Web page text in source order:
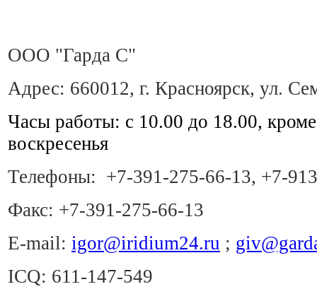
ООО "Гарда С"
Адрес: 660012, г. Красноярск, ул.
Часы работы: с 10.00 до 18.00,
воскресенья
Телефоны: +7-391-275-66-13, +7-
Факс: +7-391-275-66-13
E-mail: igor@iridium24.ru ;
ICQ: 611-147-549